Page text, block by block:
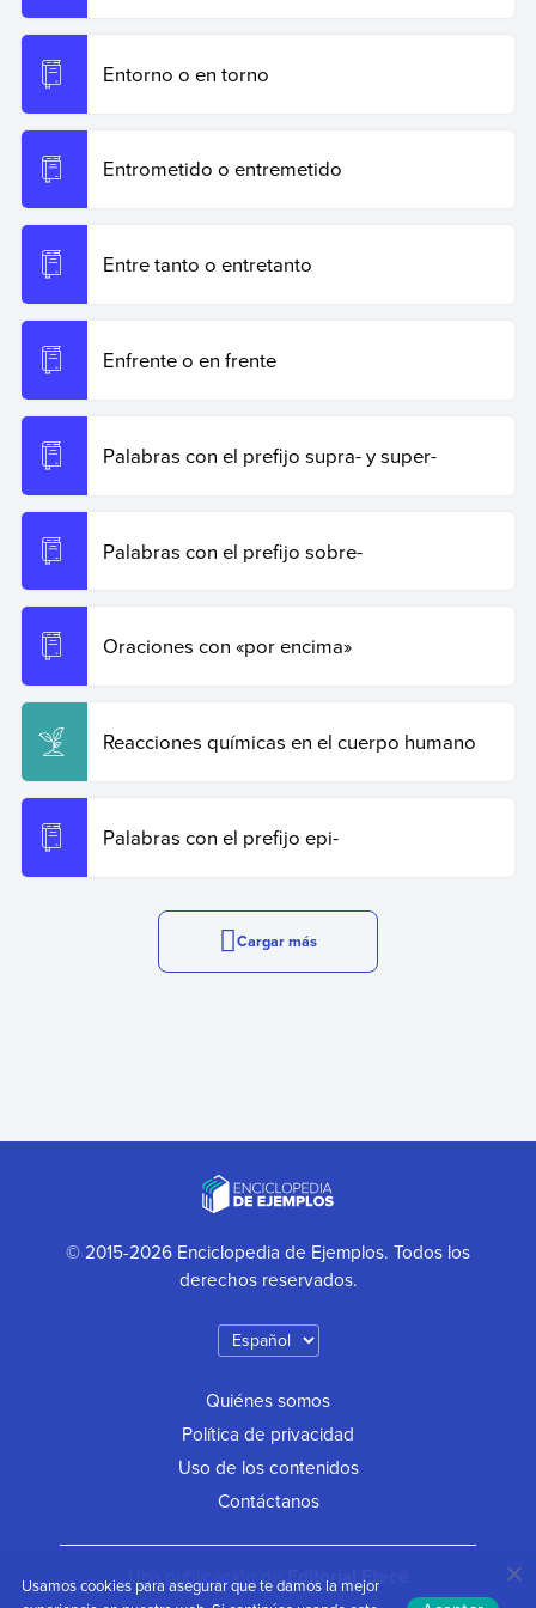
Entorno o en torno
Entrometido o entremetido
Entre tanto o entretanto
Enfrente o en frente
Palabras con el prefijo supra- y super-
Palabras con el prefijo sobre-
Oraciones con «por encima»
Reacciones químicas en el cuerpo humano
Palabras con el prefijo epi-
Cargar más
© 2015-2026 Enciclopedia de Ejemplos. Todos los
derechos reservados.
Quiénes somos
Política de privacidad
Uso de los contenidos
Contáctanos
Una publicación deEditorial Etecé
Usamos cookies para asegurar que te damos la mejor